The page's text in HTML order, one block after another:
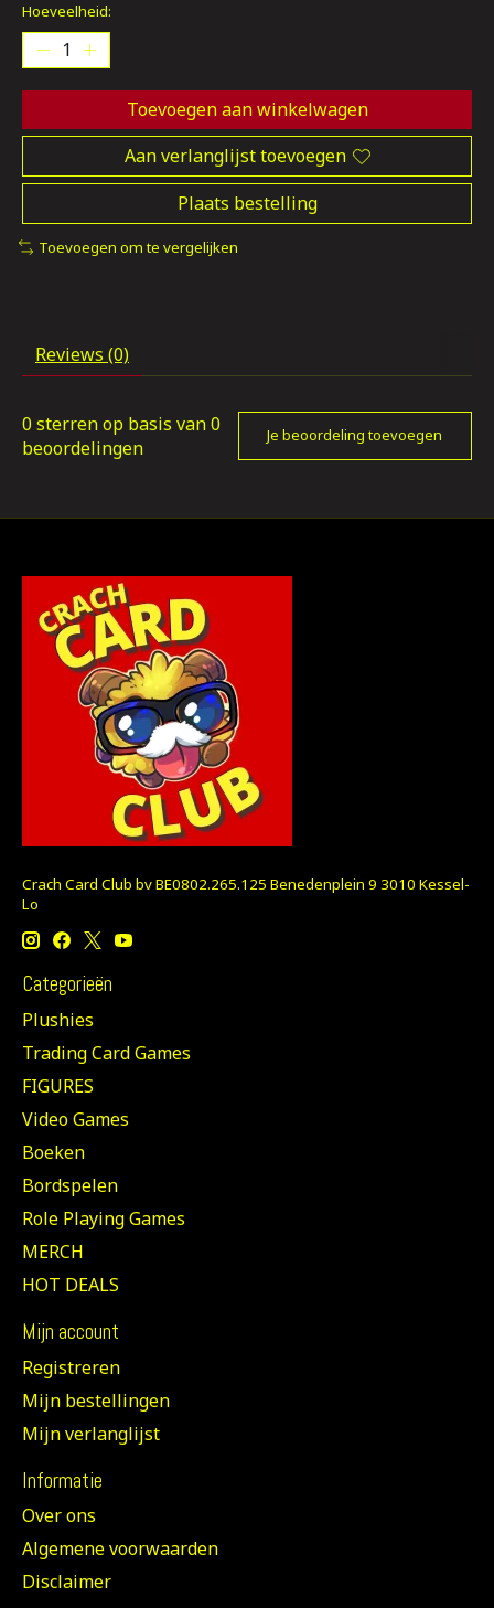
Hoeveelheid:
Toevoegen aan winkelwagen
Aan verlanglijst toevoegen
Plaats bestelling
Toevoegen om te vergelijken
Reviews (0)
0 sterren op basis van0
beoordelingen
Je beoordeling toevoegen
Crach Card Club bv BE0802.265.125 Benedenplein 9 3010 Kessel-
Lo
Categorieën
Plushies
Trading Card Games
FIGURES
Video Games
Boeken
Bordspelen
Role Playing Games
MERCH
HOT DEALS
Mijn account
Registreren
Mijn bestellingen
Mijn verlanglijst
Informatie
Over ons
Algemene voorwaarden
Disclaimer